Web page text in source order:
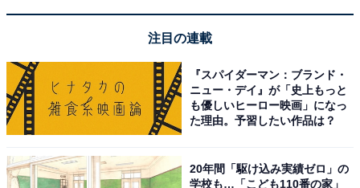
注目の連載
『スパイダーマン：ブランド・
ニュー・デイ』が「史上もっと
も優しいヒーロー映画」になっ
た理由。予習したい作品は？
20年間「駆け込み実績ゼロ」の
学校も…「こども110番の家」